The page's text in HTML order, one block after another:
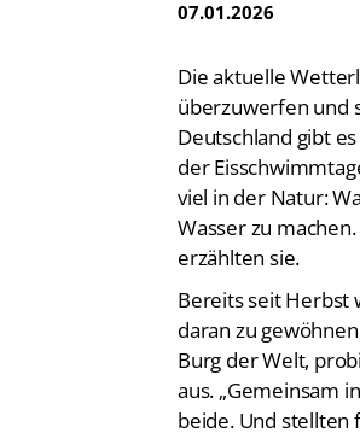
überzuwerfen und
Deutschland gibt
der
viel in der Natur:
Wasser zu
erzählten sie.
Bereits seit Herbst
daran zu
Burg der Welt,
aus. „Gemeinsam
beide. Und stellten
Bushaltestelle. Es